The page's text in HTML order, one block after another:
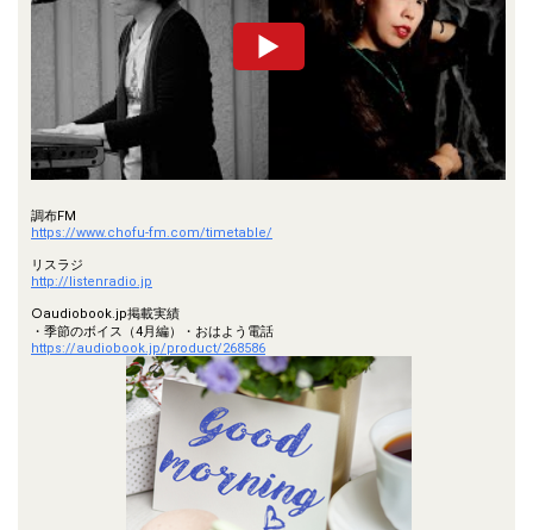
調布FM
https://www.chofu-fm.com/timetable/
リスラジ
http://listenradio.jp
○audiobook.jp掲載実績
・季節のボイス（4月編）・おはよう電話
https://audiobook.jp/product/268586